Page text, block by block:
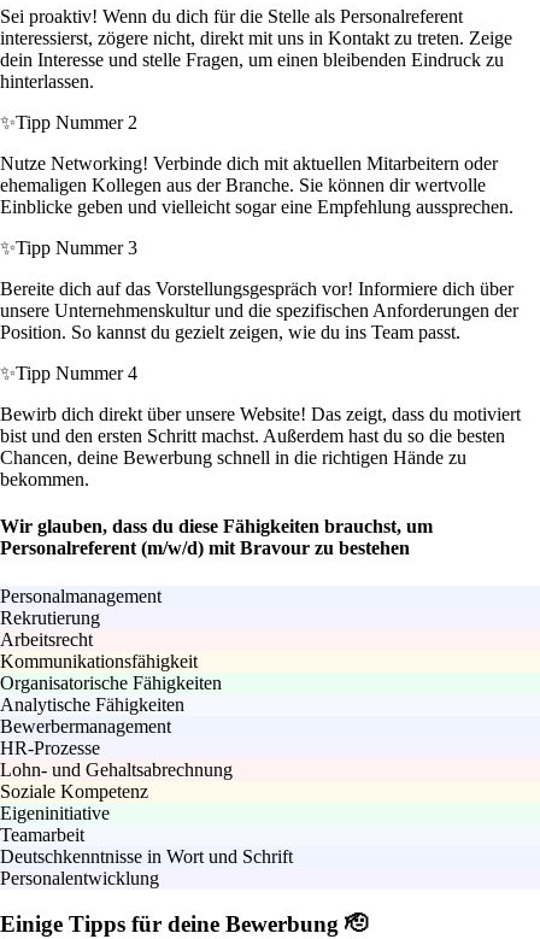
Sei proaktiv! Wenn du dich für die Stelle als Personalreferent
interessierst, zögere nicht, direkt mit uns in Kontakt zu treten. Zeige
dein Interesse und stelle Fragen, um einen bleibenden Eindruck zu
hinterlassen.
✨Tipp Nummer 2
Nutze Networking! Verbinde dich mit aktuellen Mitarbeitern oder
ehemaligen Kollegen aus der Branche. Sie können dir wertvolle
Einblicke geben und vielleicht sogar eine Empfehlung aussprechen.
✨Tipp Nummer 3
Bereite dich auf das Vorstellungsgespräch vor! Informiere dich über
unsere Unternehmenskultur und die spezifischen Anforderungen der
Position. So kannst du gezielt zeigen, wie du ins Team passt.
✨Tipp Nummer 4
Bewirb dich direkt über unsere Website! Das zeigt, dass du motiviert
bist und den ersten Schritt machst. Außerdem hast du so die besten
Chancen, deine Bewerbung schnell in die richtigen Hände zu
bekommen.
Wir glauben, dass du diese Fähigkeiten brauchst, um
Personalreferent (m/w/d) mit Bravour zu bestehen
Personalmanagement
Rekrutierung
Arbeitsrecht
Kommunikationsfähigkeit
Organisatorische Fähigkeiten
Analytische Fähigkeiten
Bewerbermanagement
HR-Prozesse
Lohn- und Gehaltsabrechnung
Soziale Kompetenz
Eigeninitiative
Teamarbeit
Deutschkenntnisse in Wort und Schrift
Personalentwicklung
Einige Tipps für deine Bewerbung 🫡